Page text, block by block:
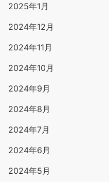
2025年1月
2024年12月
2024年11月
2024年10月
2024年9月
2024年8月
2024年7月
2024年6月
2024年5月